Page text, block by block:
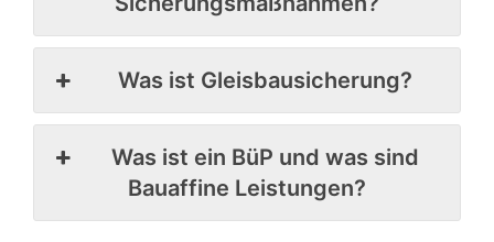
Was ist Gleisbausicherung?
Was ist ein BüP und was sind
Bauaffine Leistungen?